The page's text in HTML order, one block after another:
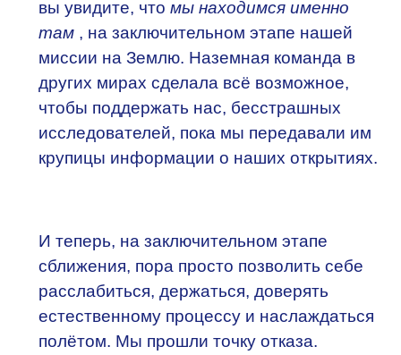
вы увидите, что мы находимся именно
там , на заключительном этапе нашей
миссии на Землю. Наземная команда в
других мирах сделала всё возможное,
чтобы поддержать нас, бесстрашных
исследователей, пока мы передавали им
крупицы информации о наших открытиях.
И теперь, на заключительном этапе
сближения, пора просто позволить себе
расслабиться, держаться, доверять
естественному процессу и наслаждаться
полётом. Мы прошли точку отказа.